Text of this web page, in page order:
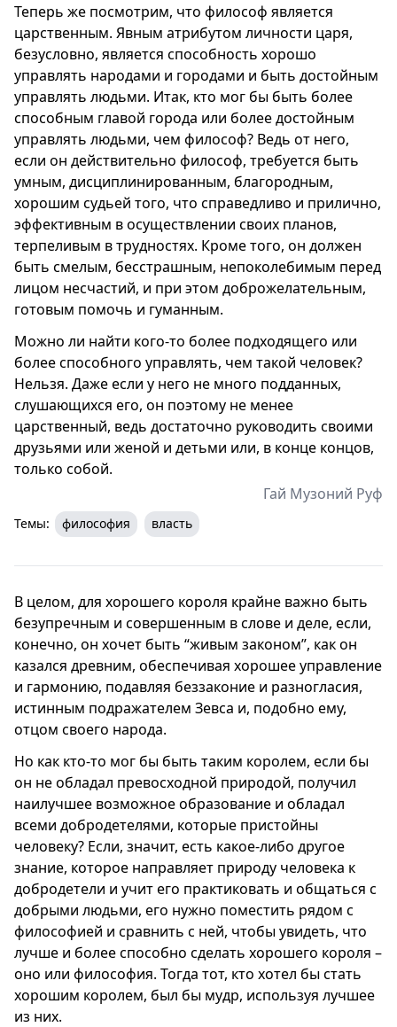
Теперь же посмотрим, что философ является
царственным. Явным атрибутом личности царя,
безусловно, является способность хорошо
управлять народами и городами и быть достойным
управлять людьми. Итак, кто мог бы быть более
способным главой города или более достойным
управлять людьми, чем философ? Ведь от него,
если он действительно философ, требуется быть
умным, дисциплинированным, благородным,
хорошим судьей того, что справедливо и прилично,
эффективным в осуществлении своих планов,
терпеливым в трудностях. Кроме того, он должен
быть смелым, бесстрашным, непоколебимым перед
лицом несчастий, и при этом доброжелательным,
готовым помочь и гуманным.
Можно ли найти кого-то более подходящего или
более способного управлять, чем такой человек?
Нельзя. Даже если у него не много подданных,
слушающихся его, он поэтому не менее
царственный, ведь достаточно руководить своими
друзьями или женой и детьми или, в конце концов,
только собой.
Гай Музоний Руф
Темы: философия власть
В целом, для хорошего короля крайне важно быть
безупречным и совершенным в слове и деле, если,
конечно, он хочет быть “живым законом”, как он
казался древним, обеспечивая хорошее управление
и гармонию, подавляя беззаконие и разногласия,
истинным подражателем Зевса и, подобно ему,
отцом своего народа.
Но как кто-то мог бы быть таким королем, если бы
он не обладал превосходной природой, получил
наилучшее возможное образование и обладал
всеми добродетелями, которые пристойны
человеку? Если, значит, есть какое-либо другое
знание, которое направляет природу человека к
добродетели и учит его практиковать и общаться с
добрыми людьми, его нужно поместить рядом с
философией и сравнить с ней, чтобы увидеть, что
лучше и более способно сделать хорошего короля –
оно или философия. Тогда тот, кто хотел бы стать
хорошим королем, был бы мудр, используя лучшее
из них.